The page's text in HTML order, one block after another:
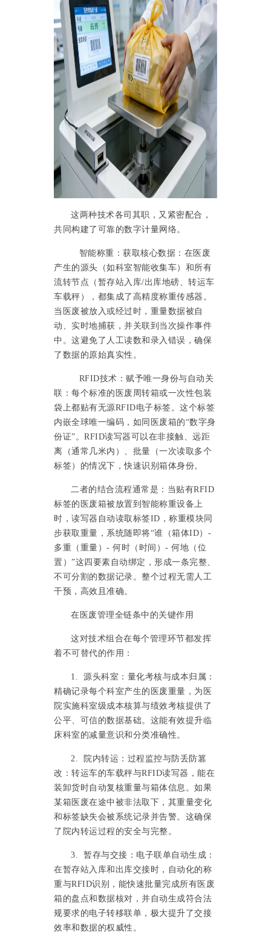
这两种技术各司其职，又紧密配合，
共同构建了可靠的数字计量网络。
智能称重：获取核心数据：在医废
产生的源头（如科室智能收集车）和所有
流转节点（暂存站入库/出库地磅、转运车
车载秤），都集成了高精度称重传感器。
当医废被放入或经过时，重量数据被自
动、实时地捕获，并关联到当次操作事件
中。这避免了人工读数和录入错误，确保
了数据的原始真实性。
RFID技术：赋予唯一身份与自动关
联：每个标准的医废周转箱或一次性包装
袋上都贴有无源RFID电子标签。这个标签
内嵌全球唯一编码，如同医废箱的“数字身
份证”。RFID读写器可以在非接触、远距
离（通常几米内）、批量（一次读取多个
标签）的情况下，快速识别箱体身份。
二者的结合流程通常是：当贴有RFID
标签的医废箱被放置到智能称重设备上
时，读写器自动读取标签ID，称重模块同
步获取重量，系统随即将“谁（箱体ID）-
多重（重量）- 何时（时间）- 何地（位
置）”这四要素自动绑定，形成一条完整、
不可分割的数据记录。整个过程无需人工
干预，高效且准确。
在医废管理全链条中的关键作用
这对技术组合在每个管理环节都发挥
着不可替代的作用：
1. 源头科室：量化考核与成本归属：
精确记录每个科室产生的医废重量，为医
院实施科室级成本核算与绩效考核提供了
公平、可信的数据基础。这能有效提升临
床科室的减量意识和分类准确性。
2. 院内转运：过程监控与防丢防篡
改：转运车的车载秤与RFID读写器，能在
装卸货时自动复核重量与箱体信息。如果
某箱医废在途中被非法取下，其重量变化
和标签缺失会被系统记录并告警。这确保
了院内转运过程的安全与完整。
3. 暂存与交接：电子联单自动生成：
在暂存站入库和出库交接时，自动化的称
重与RFID识别，能快速批量完成所有医废
箱的盘点和数据核对，并自动生成符合法
规要求的电子转移联单，极大提升了交接
效率和数据的权威性。